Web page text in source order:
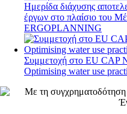
Ημερίδα διάχυσης
έργων στο πλαίσιο του
ERGOPLANNING
Συμμετοχή στο EU CAP
Optimising water use